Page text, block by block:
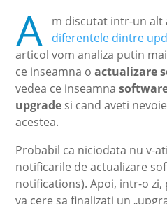
A
m discutat intr-un alt
diferentele dintre
articol vom analiza putin
ce inseamna o actualizare
vedea ce inseamna
upgrade si cand aveti
acestea.
Probabil ca niciodata nu v-
notificarile de actualizare
notifications). Apoi, intr-o
va cere sa finalizati un